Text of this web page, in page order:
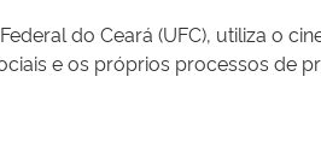
para o cinema. A iniciativa
e oficinas de iniciação
brasileiro.
do Ceará (UFC), utiliza o
e os próprios processos de